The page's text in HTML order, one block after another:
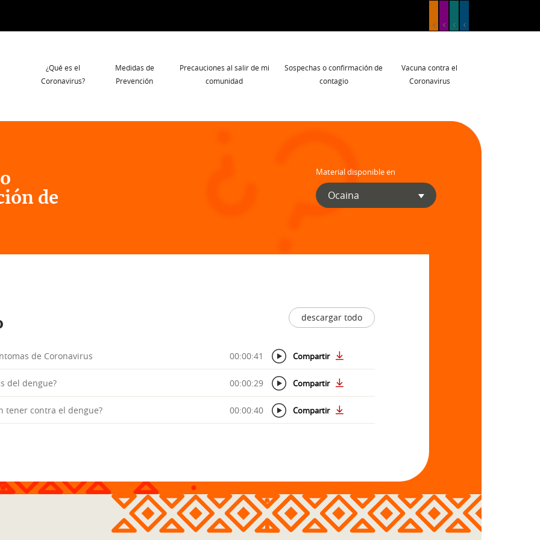
Material disponible en
Ocaina
Navegación
principal
¿Qué es el
Coronavirus?
Medidas de
Prevención
Precauciones al salir de mi
comunidad
Sospechas o confirmación de
contagio
Vacuna contra el
Coronavirus
de
descargar todo
de Coronavirus 00:00:41 Compartir
del dengue? 00:00:29 Compartir
tener contra el dengue? 00:00:40 Compartir